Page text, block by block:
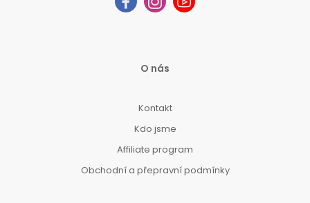
O nás
Kontakt
Kdo jsme
Affiliate program
Obchodní a přepravní podmínky